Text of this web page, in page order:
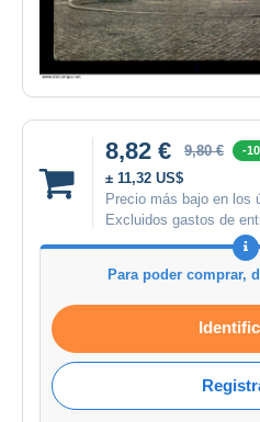
8,82 € 9,80 € -
± 11,32 US$
Precio más bajo en los
Excluidos gastos de
Para poder comprar,